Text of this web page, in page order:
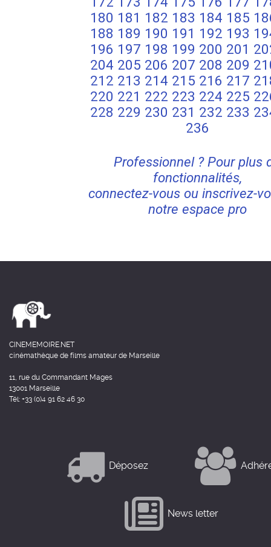
180 181 182 183 184 185
188 189 190 191 192 193
196 197 198 199 200 201
204 205 206 207 208 209
212 213 214 215 216 217
220 221 222 223 224 225
228 229 230 231 232 233
236
Professionnel ? Pour plus
fonctionnalités,
connectez-vous ou inscrivez-
notre espace pro
CINEMEMOIRE.NET
cinémathèque de films amateur de Marseille
11, rue du Commandant Mages
13001 Marseille
Tél: +33 (0)4 91 62 46 30
Déposez
News letter